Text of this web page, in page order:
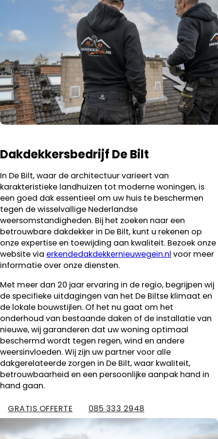
Dakdekkersbedrijf De Bilt
In De Bilt, waar de architectuur varieert van
karakteristieke landhuizen tot moderne woningen, is
een goed dak essentieel om uw huis te beschermen
tegen de wisselvallige Nederlandse
weersomstandigheden. Bij het zoeken naar een
betrouwbare dakdekker in De Bilt, kunt u rekenen op
onze expertise en toewijding aan kwaliteit. Bezoek onze
website via erkendedakdekkernieuwegein.nl voor meer
informatie over onze diensten.
Met meer dan 20 jaar ervaring in de regio, begrijpen wij
de specifieke uitdagingen van het De Biltse klimaat en
de lokale bouwstijlen. Of het nu gaat om het
onderhoud van bestaande daken of de installatie van
nieuwe, wij garanderen dat uw woning optimaal
beschermd wordt tegen regen, wind en andere
weersinvloeden. Wij zijn uw partner voor alle
dakgerelateerde zorgen in De Bilt, waar kwaliteit,
betrouwbaarheid en een persoonlijke aanpak hand in
hand gaan.
GRATIS OFFERTE 085 333 2948